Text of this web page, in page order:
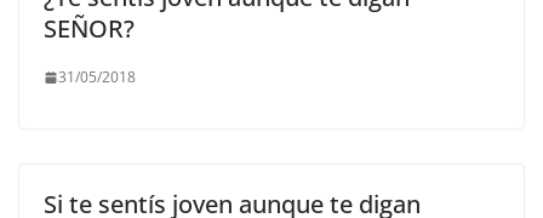
SEÑOR?
31/05/2018
Si te sentís joven aunque te digan